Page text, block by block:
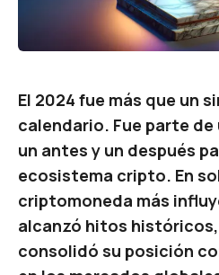
El 2024 fue más que un
calendario. Fue parte
un antes y un después
ecosistema cripto. En
criptomoneda más
alcanzó hitos
consolidó su posición